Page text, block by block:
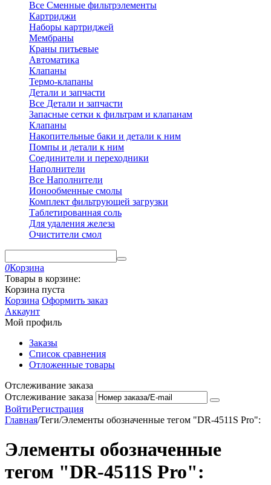
Все Сменные фильтрэлементы
Картриджи
Наборы картриджей
Мембраны
Краны питьевые
Автоматика
Клапаны
Термо-клапаны
Детали и запчасти
Все Детали и запчасти
Запасные сетки к фильтрам и клапанам
Клапаны
Накопительные баки и детали к ним
Помпы и детали к ним
Соединители и переходники
Наполнители
Все Наполнители
Ионообменные смолы
Комплект фильтрующей загрузки
Таблетированная соль
Для удаления железа
Очистители смол
0Корзина
Товары в корзине:
Корзина пуста
Корзина Оформить заказ
Аккаунт
Мой профиль
Заказы
Список сравнения
Отложенные товары
Отслеживание заказа
Отслеживание заказа
ВойтиРегистрация
Главная/Теги/Элементы обозначенные тегом "DR-4511S Pro":
Элементы обозначенные
тегом "DR-4511S Pro":